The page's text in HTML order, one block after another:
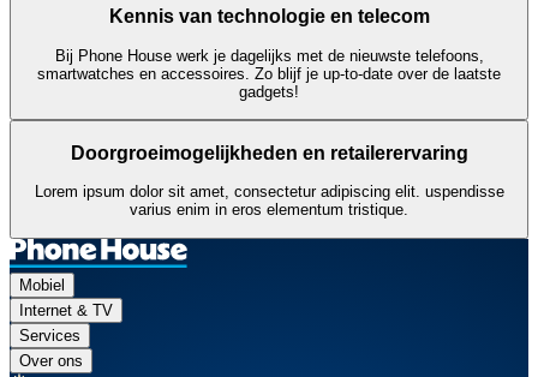
Kennis van technologie en telecom
Bij Phone House werk je dagelijks met de nieuwste telefoons,
smartwatches en accessoires. Zo blijf je up-to-date over de laatste
gadgets!
Doorgroeimogelijkheden en retailerervaring
Lorem ipsum dolor sit amet, consectetur adipiscing elit. uspendisse
varius enim in eros elementum tristique.
Mobiel
Internet & TV
Services
Over ons